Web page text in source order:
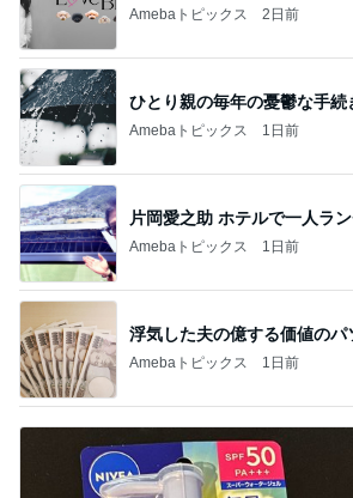
Amebaトピックス 2日前
ひとり親の毎年の憂鬱な手続
Amebaトピックス 1日前
片岡愛之助 ホテルで一人ラ
Amebaトピックス 1日前
浮気した夫の億する価値のパ
Amebaトピックス 1日前